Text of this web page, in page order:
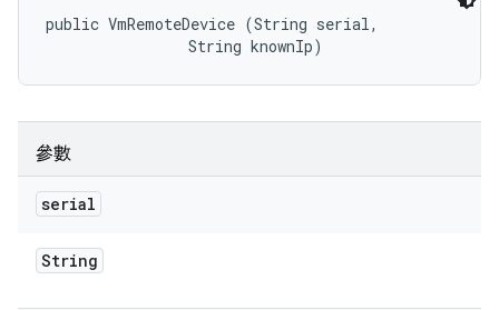
public VmRemoteDevice (String serial,
                String knownIp)
參數
serial
String